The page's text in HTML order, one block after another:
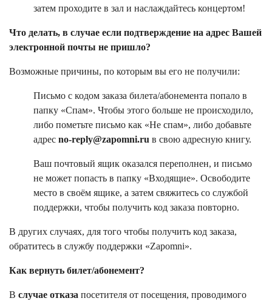
затем проходите в зал и наслаждайтесь концертом!
Что делать, в случае если подтверждение на адрес Вашей
электронной почты не пришло?
Возможные причины, по которым вы его не получили:
Письмо с кодом заказа билета/абонемента попало в
папку «Спам». Чтобы этого больше не происходило,
либо пометьте письмо как «Не спам», либо добавьте
адрес no-reply@zapomni.ru в свою адресную книгу.
Ваш почтовый ящик оказался переполнен, и письмо
не может попасть в папку «Входящие». Освободите
место в своём ящике, а затем свяжитесь со службой
поддержки, чтобы получить код заказа повторно.
В других случаях, для того чтобы получить код заказа,
обратитесь в службу поддержки «Zapomni».
Как вернуть билет/абонемент?
В случае отказа посетителя от посещения, проводимого